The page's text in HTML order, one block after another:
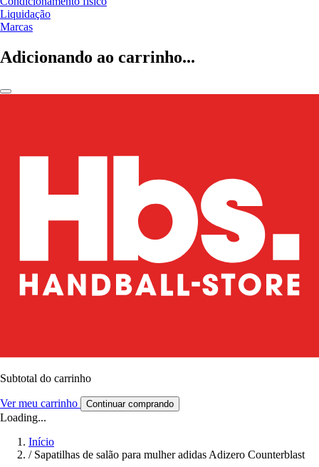
Liquidação
Marcas
Adicionando ao carrinho...
Subtotal do carrinho
Ver meu carrinho Continuar comprando
Loading...
Início
/ Sapatilhas de salão para mulher adidas Adizero Counterblast